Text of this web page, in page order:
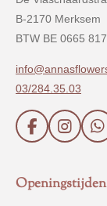
B-2170 Merksem
BTW BE 0665
03/284.35.03
F
a
b
I
n
a
W
h
s